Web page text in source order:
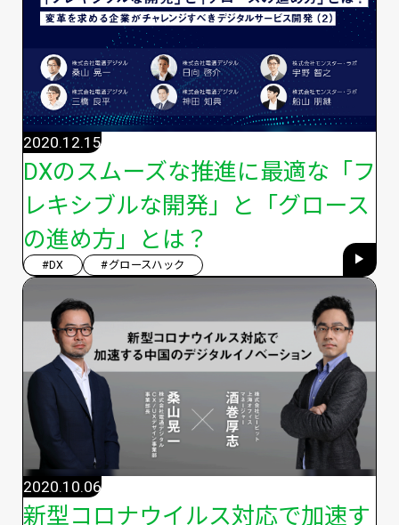
DXのスムーズな推進に最適な「フ
レキシブルな開発」と「グロース
の進め方」とは？
2020.12.15
#DX #グロースハック
新型コロナウイルス対応で加速す
2020.10.06